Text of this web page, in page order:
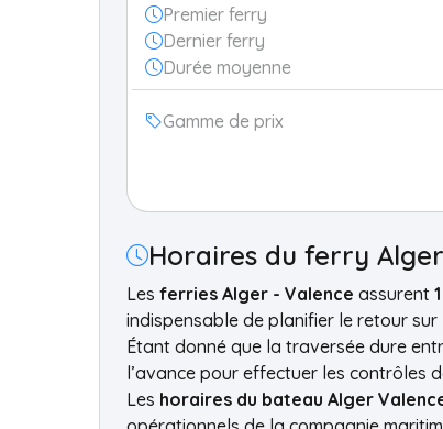
Premier ferry
Dernier ferry
Durée moyenne
Gamme de prix
Horaires du ferry
Les ferries Alger - Valence assurent
indispensable de planifier le retour
Étant donné que la traversée dure
l’avance pour effectuer les contrôles
Les horaires du bateau Alger